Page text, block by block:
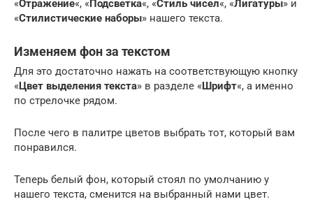
«Отражение«, «Подсветка«, «Стиль чисел«, «Лигатуры» и
«Стилистические наборы» нашего текста.
Изменяем фон за текстом
Для это достаточно нажать на соответствующую кнопку
«Цвет выделения текста» в разделе «Шрифт«, а именно
по стрелочке рядом.
После чего в палитре цветов выбрать тот, который вам
понравился.
Теперь белый фон, который стоял по умолчанию у
нашего текста, сменится на выбранный нами цвет.